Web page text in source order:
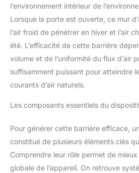
l’environnement intérieur de
Lorsque la porte est ouverte, ce mur
l’air froid de pénétrer en hiver et l’air
été. L’efficacité de cette barrière
volume et de l’uniformité du flux d’air
suffisamment puissant pour atteindre
courants d’air naturels.
Les composants essentiels du
Pour générer cette barrière efficace,
constitué de plusieurs éléments clés
Comprendre leur rôle permet de
globale de l’appareil. On retrouve